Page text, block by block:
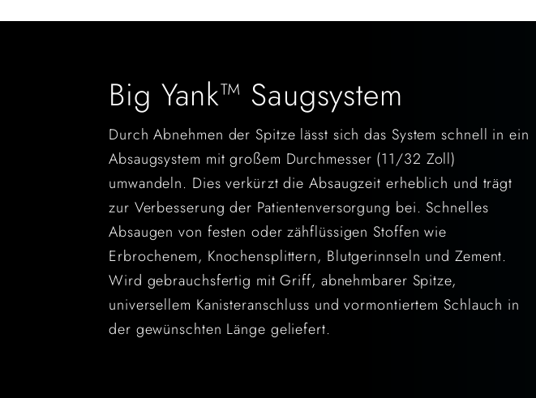
Big Yank™ Saugsystem
Durch Abnehmen der Spitze lässt sich das System schnell in ein
Absaugsystem mit großem Durchmesser (11/32 Zoll)
umwandeln. Dies verkürzt die Absaugzeit erheblich und trägt
zur Verbesserung der Patientenversorgung bei. Schnelles
Absaugen von festen oder zähflüssigen Stoffen wie
Erbrochenem, Knochensplittern, Blutgerinnseln und Zement.
Wird gebrauchsfertig mit Griff, abnehmbarer Spitze,
universellem Kanisteranschluss und vormontiertem Schlauch in
der gewünschten Länge geliefert.